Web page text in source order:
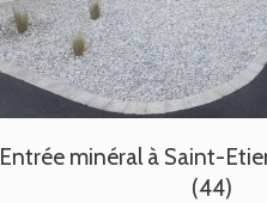
Entrée minéral à Saint-
(44)